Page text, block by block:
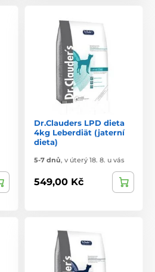
Dr.Clauders LPD dieta
4kg Leberdiät (jaterní
dieta)
5-7 dnů, v úterý 18. 8. u vás
549,00 Kč